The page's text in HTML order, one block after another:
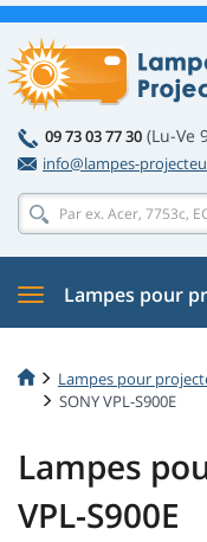
09 73 03 77 30 (Lu-Ve
info@lampes-
Lampes pour
Lampes pour
SONY VPL-S900E
Lampes
VPL-S900E